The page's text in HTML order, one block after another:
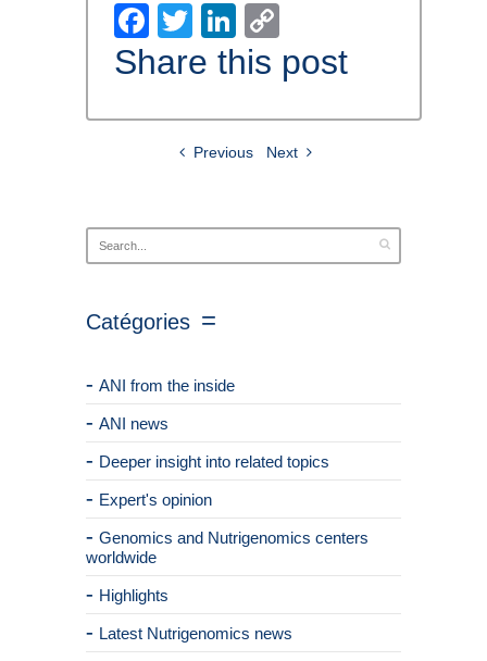
Facebook
TwitterLinkedIn
Link
Share this post
Previous Next
Catégories
ANI from the inside
ANI news
Deeper insight into related topics
Expert's opinion
Genomics and Nutrigenomics centers
worldwide
Highlights
Latest Nutrigenomics news